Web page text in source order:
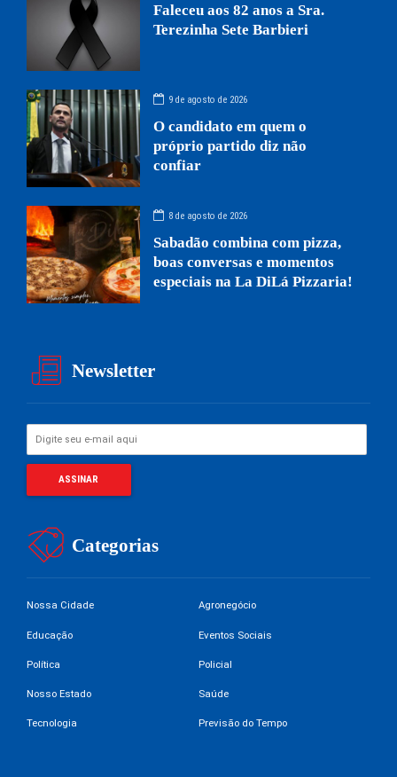
Faleceu aos 82 anos a Sra.
Terezinha Sete Barbieri
9 de agosto de 2026
O candidato em quem o
próprio partido diz não
confiar
8 de agosto de 2026
Sabadão combina com pizza,
boas conversas e momentos
especiais na La DiLá Pizzaria!
Newsletter
Categorias
Nossa Cidade Agronegócio
Educação Eventos Sociais
Política Policial
Nosso Estado Saúde
Tecnologia Previsão do Tempo